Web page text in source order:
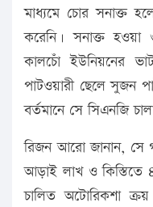
মাধ্যমে চোর সনাক্ত
করেনি। সনাক্ত
কালচোঁ ইউনিয়নের
পাটওয়ারী ছেলে সুজন
বর্তমানে সে সিএনজি
রিজন আরো জানান, সে
আড়াই লাখ ও কিস্তিতে
চালিত অটোরিকশা